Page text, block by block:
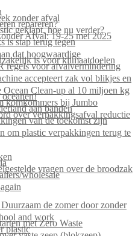
zonder afval
repareren?
geklapt, hoe nu verder?
Afval: 19-25 mei 2025
is stap terug tegen
dat hoogwaardige
is voor klimaatdoelen
regels voor afvalvermindering
accepteert zak vol blikjes en
Ocean Clean-up al 10 miljoen kg
komkommers bij Jumbo
aan banden
over verpakkingsafval reductie
van de toekomst zijn
om plastic verpakkingen terug te
vragen over de broodzak
wholesale
de zomer door zonder
and work
met Zero Waste
plastic